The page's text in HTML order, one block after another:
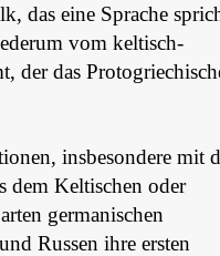
das eine Sprache
vom keltisch-
der das
insbesondere mit
dem Keltischen oder
germanischen
Russen ihre ersten